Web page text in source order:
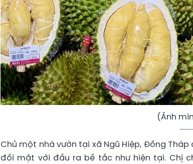
(Ảnh
Chủ một nhà vườn tại xã Ngũ Hiệp, Đồng
đối mặt với đầu ra bế tắc như hiện tại. Chị